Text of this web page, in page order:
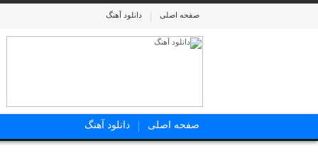
صفحه اصلی دانلود آهنگ
صفحه اصلی دانلود آهنگ